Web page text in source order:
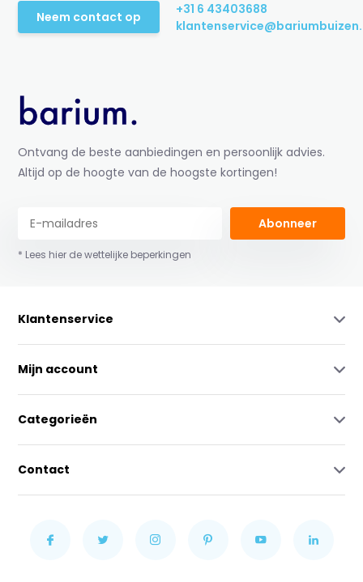
Neem contact op
+31 6 43403688
Ontvang de beste aanbiedingen en persoonlijk advies.
Altijd op de hoogte van de hoogste kortingen!
Abonneer
* Lees hier de wettelijke beperkingen
Klantenservice
Mijn account
Categorieën
Contact